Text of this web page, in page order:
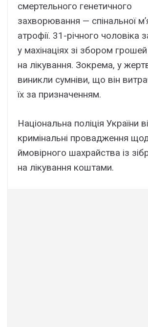
смертельного генетичного
захворювання — спінальної
атрофії. 31-річного чоловіка
у махінаціях зі збором грошей
на лікування. Зокрема, у
виникли сумніви, що він
їх за призначенням.
Національна поліція України
кримінальні провадження
ймовірного шахрайства із
на лікування коштами.